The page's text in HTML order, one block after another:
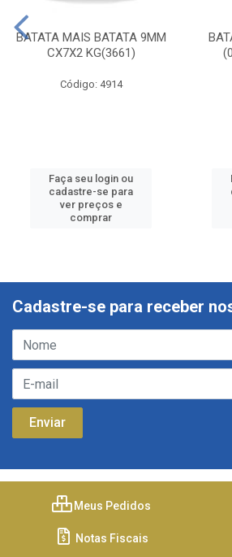
BATATA MAIS BATATA 9MM
CX7X2 KG(3661)
Código: 4914
Faça seu login ou
cadastre-se para
ver preços e
comprar
Cadastre-se para receber
Meus Pedidos
Notas Fiscais